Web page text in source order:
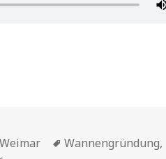
Schlagwörter
Wannengründung,